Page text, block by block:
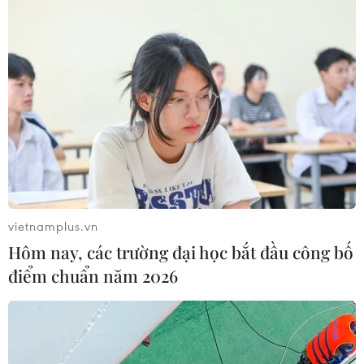
Tai nạn lao động tại Lâm Đồng khiến
hai công nhân thương vong
08/08/2026 12:32
Xem thêm
CƠ QUAN CHỦ QUẢN: THÔNG TẤN XÃ VIỆT NAM
vietnamplus.vn
Hôm nay, các trường đại học bắt đầu công bố
điểm chuẩn năm 2026